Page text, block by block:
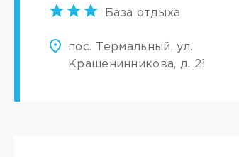
База отдыха
пос. Термальный, ул.
Крашенинникова, д. 21